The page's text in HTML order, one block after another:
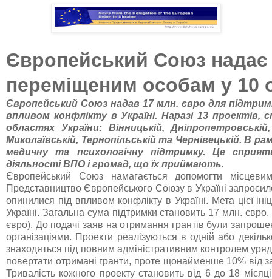
Європейський Союз надає
переміщеним особам у 10
Європейський Союз надав 17 млн. євро для
впливом конфлікту в Україні. Наразі 13
областях України: Вінницькій,
Миколаївській, Тернопільській та Чернівецькій. В
медичну та психологічну підтримку. Це
діяльності ВПО і громад, що їх приймають.
Європейський Союз намагається допомогти
Представництво Європейського Союзу в Україні
опинилися під впливом конфлікту в Україні. Мета цієї
Україні. Загальна сума підтримки становить 17 млн.
євро). До подачі заяв на отримання грантів були
організаціями. Проекти реалізуються в одній або
знаходяться під повним адміністративним контролем
повертати отримані гранти, проте щонайменше 10% від
Тривалість кожного проекту становить від 6 до 18